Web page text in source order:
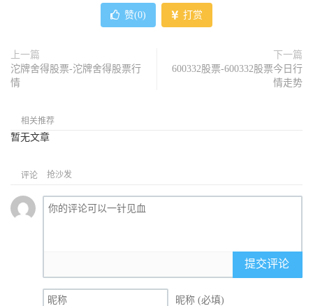
赞(0) 打赏
上一篇
沱牌舍得股票-沱牌舍得股票行
情
下一篇
600332股票-600332股票今日行
情走势
相关推荐
暂无文章
评论 抢沙发
提交评论
昵称 (必填)